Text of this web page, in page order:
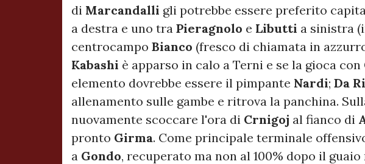
di Marcandalli gli potrebbe essere preferito
a destra e uno tra Pieragnolo e Libutti a sinistra
centrocampo Bianco (fresco di chiamata in
Kabashi è apparso in calo a Terni e se la gioca con
elemento dovrebbe essere il pimpante Nardi; Da
allenamento sulle gambe e ritrova la panchina.
nuovamente scoccare l'ora di Crnigoj al fianco di
pronto Girma. Come principale terminale
a Gondo, recuperato ma non al 100% dopo il